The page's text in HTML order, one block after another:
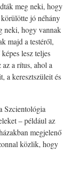
meg neki, hogy
jó néhány
neki, hogy vannak
majd a testéről,
lesz teljes
a rítus, ahol a
a keresztszüleit és
Szcientológia
– például az
megjelenő
közlik, hogy